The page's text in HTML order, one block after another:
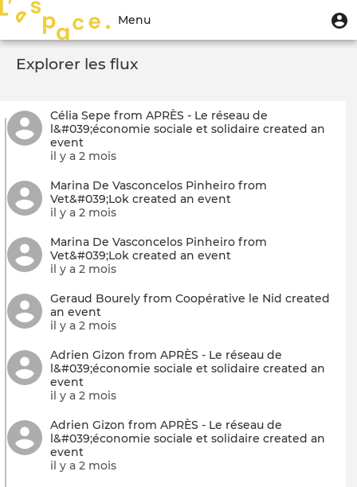
contenu
Menu
du
compte
l'utilisateur
Menu
Toggle
navigation
Explorer les flux
Célia Sepe from APRÈS - Le réseau de
l&#039;économie sociale et solidaire created an
event
il y a 2 mois
Marina De Vasconcelos Pinheiro from
Vet&#039;Lok created an event
il y a 2 mois
Marina De Vasconcelos Pinheiro from
Vet&#039;Lok created an event
il y a 2 mois
Geraud Bourely from Coopérative le Nid created
an event
il y a 2 mois
Adrien Gizon from APRÈS - Le réseau de
l&#039;économie sociale et solidaire created an
event
il y a 2 mois
Adrien Gizon from APRÈS - Le réseau de
l&#039;économie sociale et solidaire created an
event
il y a 2 mois